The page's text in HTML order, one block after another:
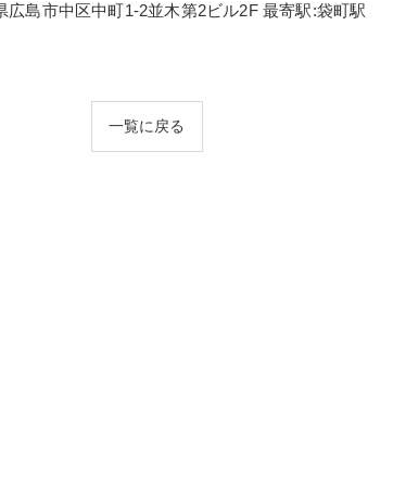
島市中区中町1-2並木第2ビル2F 最寄駅:袋町駅
一覧に戻る